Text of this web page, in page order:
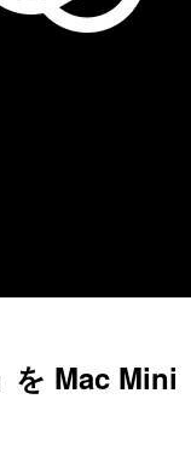
を Mac Mini